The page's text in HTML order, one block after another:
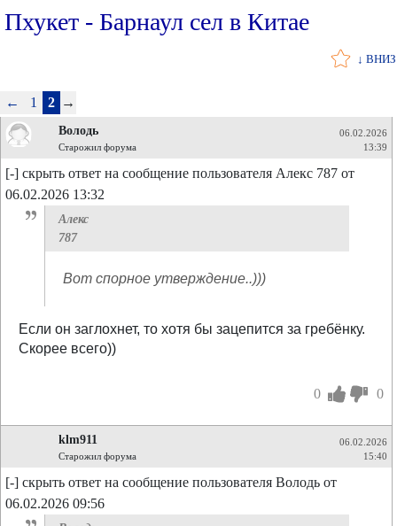
Пхукет - Барнаул сел в Китае
↓ ВНИЗ
← 1 2 →
Володь
Старожил форума
06.02.2026
13:39
[-] скрыть ответ на сообщение пользователя Алекс 787 от
06.02.2026 13:32
Алекс
787
Вот спорное утверждение..)))
Если он заглохнет, то хотя бы зацепится за гребёнку.
Скорее всего))
0 0
klm911
Старожил форума
06.02.2026
15:40
[-] скрыть ответ на сообщение пользователя Володь от
06.02.2026 09:56